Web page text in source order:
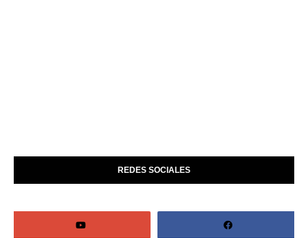
REDES SOCIALES